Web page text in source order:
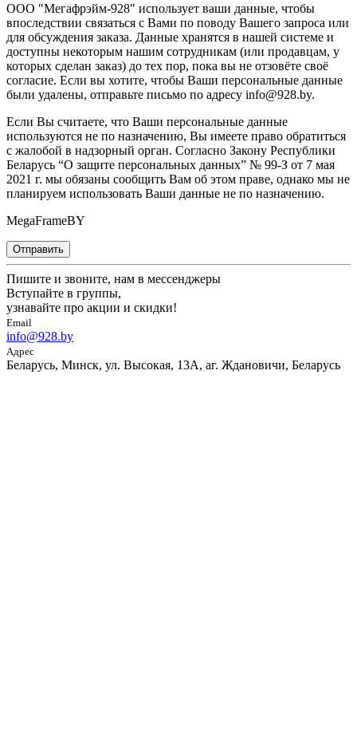
ООО "Мегафрэйм-928" использует ваши данные, чтобы
впоследствии связаться с Вами по поводу Вашего запроса или
для обсуждения заказа. Данные хранятся в нашей системе и
доступны некоторым нашим сотрудникам (или продавцам, у
которых сделан заказ) до тех пор, пока вы не отзовёте своё
согласие. Если вы хотите, чтобы Ваши персональные данные
были удалены, отправьте письмо по адресу info@928.by.
Если Вы считаете, что Ваши персональные данные
используются не по назначению, Вы имеете право обратиться
с жалобой в надзорный орган. Согласно Закону Республики
Беларусь “О защите персональных данных” № 99-З от 7 мая
2021 г. мы обязаны сообщить Вам об этом праве, однако мы не
планируем использовать Ваши данные не по назначению.
MegaFrameBY
Отправить
Пишите и звоните, нам в мессенджеры
Вступайте в группы,
узнавайте про акции и скидки!
Email
info@928.by
Адрес
Беларусь, Минск, ул. Высокая, 13А, аг. Ждановичи, Беларусь